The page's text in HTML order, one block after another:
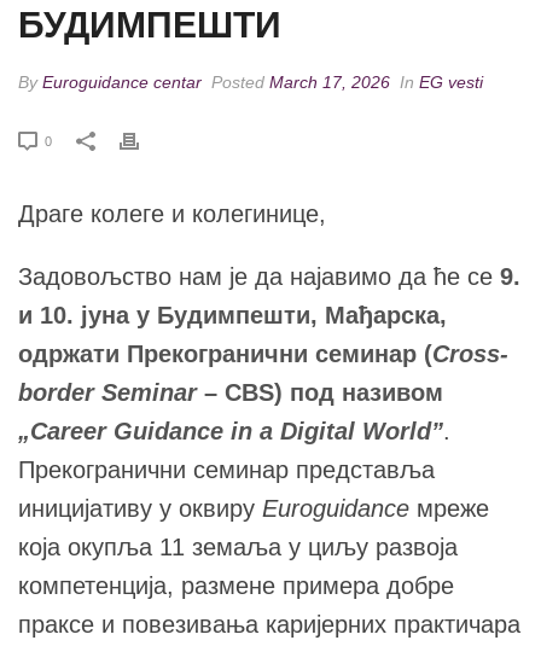
БУДИМПЕШТИ
ByEuroguidance centar Posted March 17, 2026 In EG vesti
0
Драге колеге и колегинице,
Задовољство нам је да најавимо да ће се 9.
и 10. јуна у Будимпешти, Мађарска,
одржати Прекогранични семинар (Cross-
border Seminar– CBS) под називом
„Career Guidance in a Digital World”.
Прекогранични семинар представља
иницијативу у оквиру Euroguidance мреже
која окупља 11 земаља у циљу развоја
компетенција, размене примера добре
праксе и повезивања каријерних практичара